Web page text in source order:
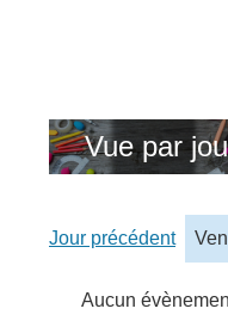
Vue par
Jour précédent
Aucun